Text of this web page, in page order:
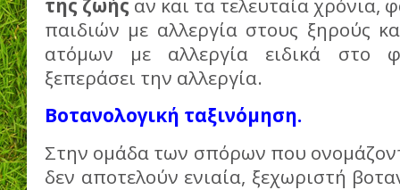
της ζωής αν και τα τελευταία χρόνια,
παιδιών με αλλεργία στους ξηρούς
ατόμων με αλλεργία ειδικά στο
ξεπεράσει την αλλεργία.
Βοτανολογική ταξινόμηση.
Στην ομάδα των σπόρων που
δεν αποτελούν ενιαία, ξεχωριστή